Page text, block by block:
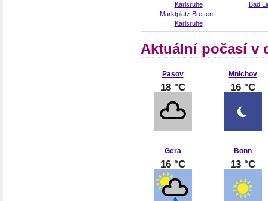
Marktplatz Bretten -
Karlsruhe
Bad
Aktuální počasí v
Pasov
18 °C
Mnichov
16 °C
Gera
16 °C
Bonn
13 °C